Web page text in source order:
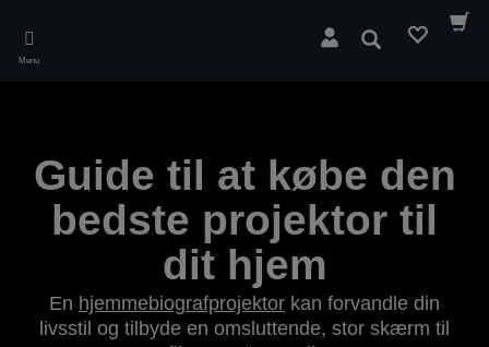
main
Menu
Søg
Guide til at købe den
bedste projektor til
dit hjem
En hjemmebiografprojektor kan forvandle din
livsstil og tilbyde en omsluttende, stor skærm til